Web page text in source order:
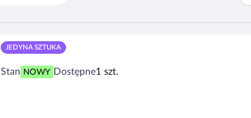
JEDYNA SZTUKA
24T F&F Sukienka dopasowana do kolan 36 S
Stan NOWY Dostępne1 szt.